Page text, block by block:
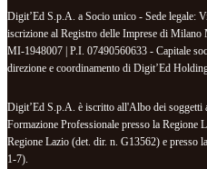
Digit’Ed S.p.A. a Socio unico - Sede legale:
iscrizione al Registro delle Imprese di
MI-1948007 | P.I. 07490560633 - Capitale
direzione e coordinamento di Digit’Ed
Digit’Ed S.p.A. è iscritto all'Albo dei soggetti
Formazione Professionale presso la Regione
Regione Lazio (det. dir. n. G13562) e presso
1-7).